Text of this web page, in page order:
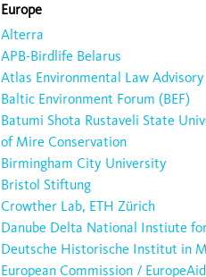
Europe
Alterra
APB-Birdlife Belarus
Atlas Environmental Law Advisory
Baltic Environment Forum (BEF)
Batumi Shota Rustaveli State
of Mire Conservation
Birmingham City University
Bristol Stiftung
Crowther Lab, ETH Zürich
Danube Delta National Instiute
Deutsche Historische Institut in
European Commission / EuropeAid